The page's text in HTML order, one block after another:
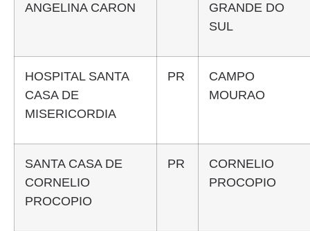
ANGELINA CARON
GRANDE DO
SUL
HOSPITAL SANTA
CASA DE
MISERICORDIA
PR
CAMPO
MOURAO
SANTA CASA DE
CORNELIO
PROCOPIO
PR
CORNELIO
PROCOPIO